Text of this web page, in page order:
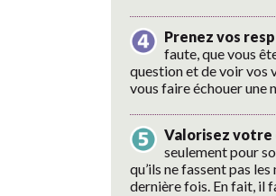
Prenez vos
faute, que vous
question et de voir vos
vous faire échouer une
Valorisez votre
seulement pour
qu’ils ne fassent pas
dernière fois. En fait, il